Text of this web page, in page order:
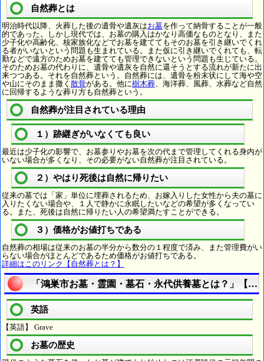
自然葬とは
明治時代以降、火葬した後の遺骨や遺灰はお墓を作って納骨することが一般
的であった。しかし現代では、お墓の購入はかなり高価なものとなり、また
少子化や高齢化、核家族化などでお墓を建ててもそのお墓を引き継いでくれ
る者がいないという問題も生まれている。また仮に引き継いでくれても、転
勤などで遠方のためお墓を建てても管理できないという問題も生じている。
そのためお墓の代わりに、遺骨や遺灰を自然に還そうとする流れが新たに出
来つつある。それを自然葬という。自然葬には、遺骨を粉末状にして海や空
や山にそのまま撒く 散骨がある。他に樹木葬、海洋葬、風葬、水葬など自然
に回帰するような葬り方も自然葬という。
自然葬が注目されている理由
１）跡継ぎがいなくても良い
最近は少子化の影響で、お墓参りやお墓を次の代まで管理してくれる身内が
いない場合が多くなり、その必要がない自然葬が注目されている。
２）やはり死後は自然に帰りたい
従来の墓では「家」単位に埋葬されるため、お嫁入りした女性から夫の墓に
入りたくない場合や、１人で静かに永眠したいなどの希望が多くなってい
る。また、死後は自然に帰りたい人の希望満たすことができる。
３）価格がお値打ちである
自然葬の相場は従来のお墓の半分から数分の１程度で済み、また管理費がい
らない場合がほとんどであるため価格がお値打ちである。
詳細はこのリンク【自然葬とは？】
「鴻巣市お墓・霊園・墓石・永代供養墓とは？」【宗
英語
【英語】 Grave
お墓の歴史